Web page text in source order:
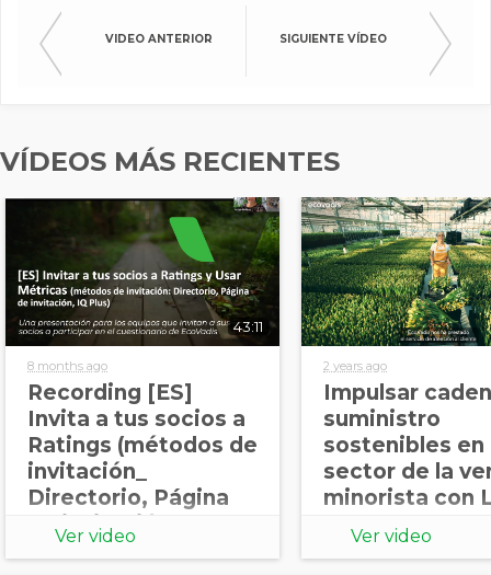
VIDEO ANTERIOR SIGUIENTE VÍDEO
VÍDEOS MÁS RECIENTES
43:11
8 months ago
Recording [ES]
Invita a tus socios a
Ratings (métodos de
invitación_
Directorio, Página
de invitación, IQ
Plus)
Ver video
2 years ago
Impulsar
suministro
sostenibles en
sector de la
minorista con
Ver video